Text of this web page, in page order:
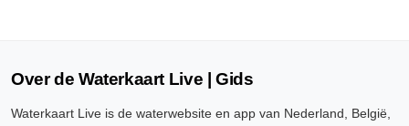
Over de Waterkaart Live | Gids
Waterkaart Live is de waterwebsite en app van Nederland, België,